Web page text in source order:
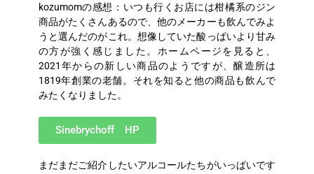
kozumomの感想：いつも行くお店には柑橘系のジン
商品がたくさんあるので、他のメーカーも飲んでみよ
うと選んだのがこれ。想像していた酸っぱいより甘み
の方が強く感じました。ホームページを見ると、
2021年からの新しい商品のようですが、醸造所は
1819年創業の老舗。それを知ると他の商品も飲んで
みたくなりました。
Sinebrychoff HP
まだまだご紹介したいアルコールたちがいっぱいです